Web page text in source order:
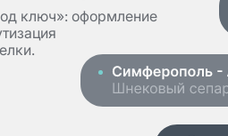
ключ»: оформление